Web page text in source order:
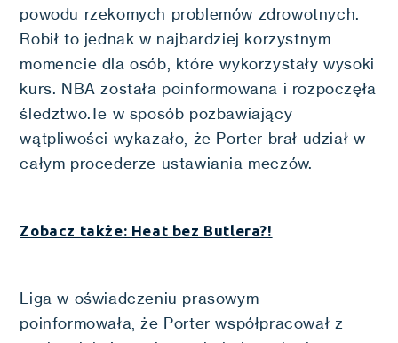
powodu rzekomych problemów zdrowotnych.
Robił to jednak w najbardziej korzystnym
momencie dla osób, które wykorzystały wysoki
kurs. NBA została poinformowana i rozpoczęła
śledztwo.Te w sposób pozbawiający
wątpliwości wykazało, że Porter brał udział w
całym procederze ustawiania meczów.
Zobacz także: Heat bez Butlera?!
Liga w oświadczeniu prasowym
poinformowała, że Porter współpracował z